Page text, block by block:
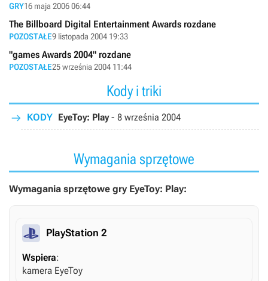
GRY16 maja 2006 06:44
The Billboard Digital Entertainment Awards rozdane
POZOSTAŁE9 listopada 2004 19:33
"games Awards 2004" rozdane
POZOSTAŁE25 września 2004 11:44
Kody i triki
KODY EyeToy: Play- 8 września 2004
Wymagania sprzętowe
Wymagania sprzętowe gry EyeToy: Play:
PlayStation 2
Wspiera:
kamera EyeToy